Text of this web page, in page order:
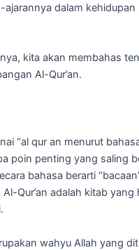
ajarannya dalam kehidupan
kita akan membahas
Al-Qur’an.
“al qur an menurut
poin penting yang saling
bahasa berarti
Qur’an adalah kitab yang
wahyu Allah yang